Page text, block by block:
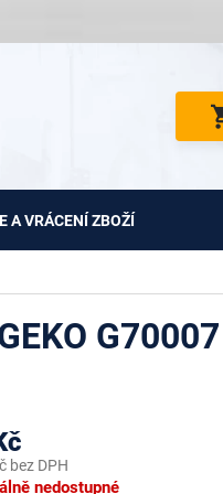
A VRÁCENÍ ZBOŽÍ
G70007
bez DPH
nedostupné